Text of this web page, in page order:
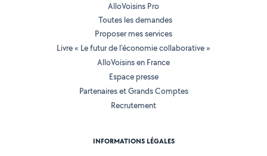
AlloVoisins Pro
Toutes les demandes
Proposer mes services
Livre « Le futur de l'économie collaborative »
AlloVoisins en France
Espace presse
Partenaires et Grands Comptes
Recrutement
INFORMATIONS LÉGALES